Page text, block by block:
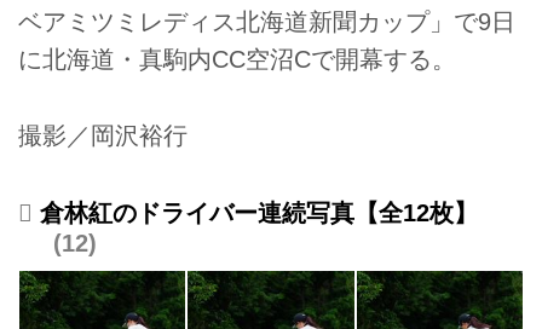
ベアミツミレディス北海道新聞カップ」で9日
に北海道・真駒内CC空沼Cで開幕する。
撮影／岡沢裕行
倉林紅のドライバー連続写真【全12枚】
12